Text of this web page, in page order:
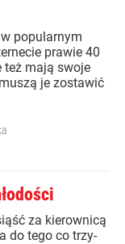
popularnym
prawie 40
też mają swoje
je zostawić
za kierownicą
do tego co trzy-